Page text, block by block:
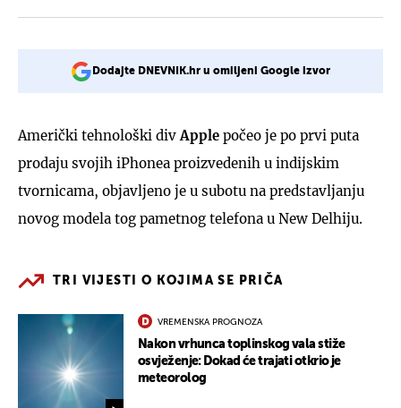
Dodajte DNEVNIK.hr u omiljeni Google izvor
Američki tehnološki div Apple počeo je po prvi puta
prodaju svojih iPhonea proizvedenih u indijskim
tvornicama, objavljeno je u subotu na predstavljanju
novog modela tog pametnog telefona u New Delhiju.
TRI VIJESTI O KOJIMA SE PRIČA
VREMENSKA PROGNOZA
Nakon vrhunca toplinskog vala stiže
osvježenje: Dokad će trajati otkrio je
meteorolog